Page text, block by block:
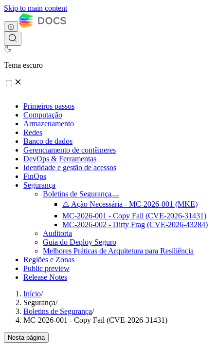
Skip to main content
Tema escuro
Primeiros passos
Computação
Armazenamento
Redes
Banco de dados
Gerenciamento de contêineres
DevOps & Ferramentas
Identidade e gestão de acessos
FinOps
Segurança
Boletins de Segurança
⚠️ Ação Necessária - MC-2026-001 (MKE)
MC-2026-001 - Copy Fail (CVE-2026-31431)
MC-2026-002 - Dirty Frag (CVE-2026-43284)
Auditoria
Guia do Deploy Seguro
Melhores Práticas de Arquitetura para Resiliência
Regiões e Zonas
Public preview
Release Notes
Início/
Segurança/
Boletins de Segurança/
MC-2026-001 - Copy Fail (CVE-2026-31431)
Nesta página